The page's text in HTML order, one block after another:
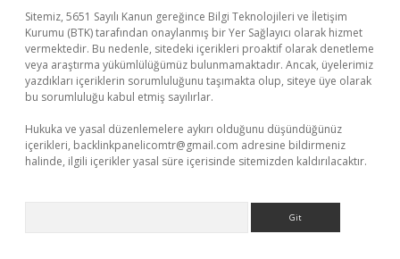
Sitemiz, 5651 Sayılı Kanun gereğince Bilgi Teknolojileri ve İletişim
Kurumu (BTK) tarafından onaylanmış bir Yer Sağlayıcı olarak hizmet
vermektedir. Bu nedenle, sitedeki içerikleri proaktif olarak denetleme
veya araştırma yükümlülüğümüz bulunmamaktadır. Ancak, üyelerimiz
yazdıkları içeriklerin sorumluluğunu taşımakta olup, siteye üye olarak
bu sorumluluğu kabul etmiş sayılırlar.
Hukuka ve yasal düzenlemelere aykırı olduğunu düşündüğünüz
içerikleri, backlinkpanelicomtr@gmail.com adresine bildirmeniz
halinde, ilgili içerikler yasal süre içerisinde sitemizden kaldırılacaktır.